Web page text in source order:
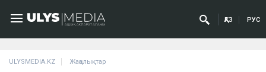
ҚАЗ РУС
ULYSMEDIA.KZ Жаңалықтар